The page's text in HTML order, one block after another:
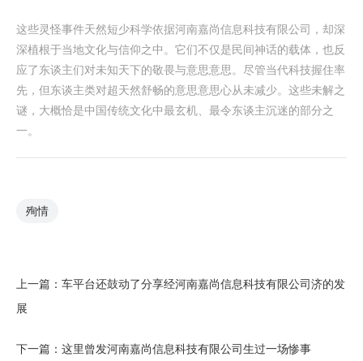
这些灵怪事件天然短少科学依据河南嘉尚信息科技有限公司，却深
深植根于当地文化与信仰之中。它们不仅是民间神话的载体，也反
应了东谈主们对未知天下的敬畏与意思意思。尽管当代科技握住率
先，但东谈主类对超天然舒畅的意思意思心从未减少。这些未解之
谜，大概恰是中国传统文化中最玄机、最令东谈主沉迷的部分之
一。
殉情
上一篇： 车平台还鼓动了分享经河南嘉尚信息科技有限公司济的发
展
下一篇： 这里曾发河南嘉尚信息科技有限公司生过一场惨事